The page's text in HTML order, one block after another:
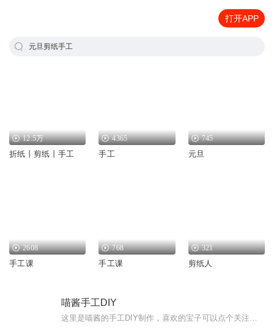
打开APP
元旦剪纸手工
12.5万
折纸丨剪纸丨手工
4365
手工
745
元旦
2608
手工课
768
手工课
321
剪纸人
喵酱手工DIY